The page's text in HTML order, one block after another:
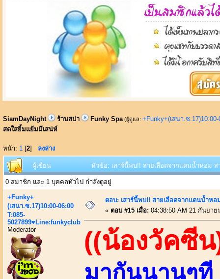
SiamDayNight ร้านสปา Funky Spa (ผู้ดูแล: +Funky+(เสนา.ซ
สดใสยิ้มแย้มมีเสน่ห์
หน้า: 1 [2] ลงล่าง
ผู้เขียน หัวข้อ: เสาร์นี้พบ!! สายเลือดจากแดนน้ำหอม
0 สมาชิก และ 1 บุคคลทั่วไป กำลังดูอยู่
+Funky+
(เสนา.ซ.17)10:00-06:00
T:085-
5027899♥Line:funkyclub
Moderator
ตอบ: เสาร์นี้พบ!! สายเลือดจากแดนน้ำห
« ตอบ #15 เมื่อ: 04:38:50 AM 21 กันยาย
((น้องวัคซี
มากันนานๆที